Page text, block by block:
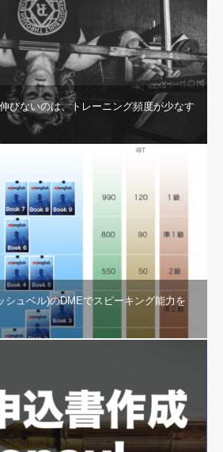
びないのは、トレーニング頻度が少なす
シュベル)のDMEでスピーキング能力を